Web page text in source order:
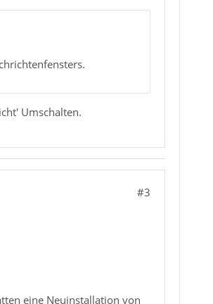
Umschalten.
#3
eine Neuinstallation von